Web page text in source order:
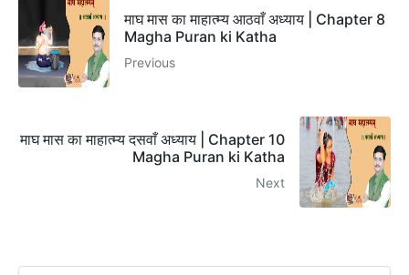
माघ मास का माहात्म्य आठवाँ अध्याय | Chapter 8
Magha Puran ki Katha
Previous
माघ मास का माहात्म्य दसवाँ अध्याय | Chapter 10
Magha Puran ki Katha
Next